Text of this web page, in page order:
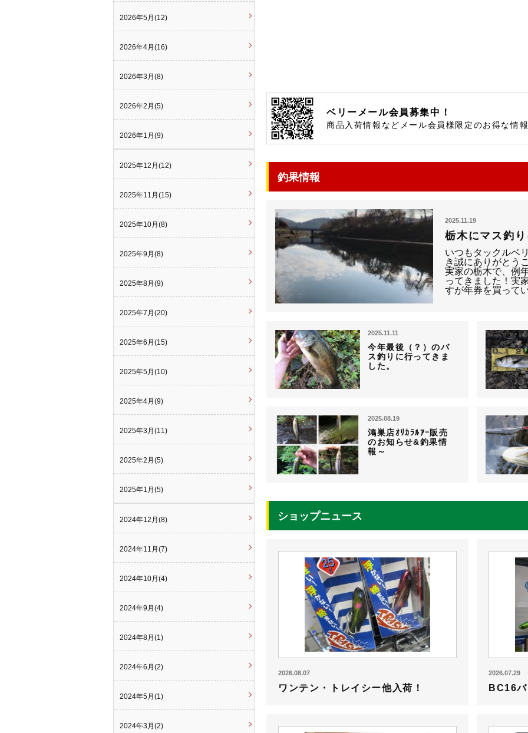
ベリーメール会員募集中！
商品入荷情報などメール会員様限定のお得な情報
釣果情報
2025.11.19
栃木にマス釣
いつもタックルベ
き誠にありがとう
実家の栃木で、例
ってきました！実
すが年券を買って
2025.11.11
今年最後（？）のバ
ス釣りに行ってきま
した。
2025.08.19
鴻巣店ｵﾘｶﾗﾙｱｰ販売
のお知らせ&釣果情
報～
ショップニュース
2026.08.07
ワンテン・トレイシー他入荷！
2026.07.29
BC16バ
2026年5月(12)
2026年4月(16)
2026年3月(8)
2026年2月(5)
2026年1月(9)
2025年12月(12)
2025年11月(15)
2025年10月(8)
2025年9月(8)
2025年8月(9)
2025年7月(20)
2025年6月(15)
2025年5月(10)
2025年4月(9)
2025年3月(11)
2025年2月(5)
2025年1月(5)
2024年12月(8)
2024年11月(7)
2024年10月(4)
2024年9月(4)
2024年8月(1)
2024年6月(2)
2024年5月(1)
2024年3月(2)